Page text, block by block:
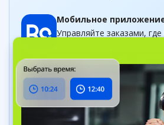
Мобильное приложение
Управляйте заказами,
Приложение Дашборд
Следите за бизнесом в